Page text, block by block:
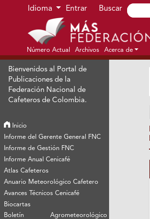
Ir al menú de navegación principal
Ir al contenido principal
Ir al pie de página del sitio
Idioma Entrar Buscar
Número Actual Archivos Acerca de
Bienvenidos al Portal de
Publicaciones de la
Federación Nacional de
Cafeteros de Colombia.
Inicio
Informe del Gerente General FNC
Informe de Gestión FNC
Informe Anual Cenicafé
Atlas Cafeteros
Anuario Meteorológico Cafetero
Avances Técnicos Cenicafé
Biocartas
Boletín Agrometeorológico